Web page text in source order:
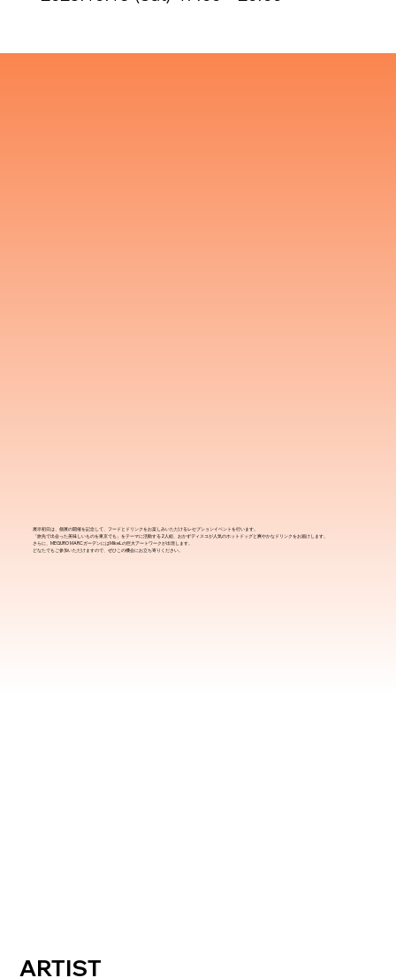
展示初日は、個展の開催を記念して、フードとドリンクをお楽しみいただけるレセプションイベントを行います。
「旅先で出会った美味しいものを東京でも」をテーマに活動する2人組、おかずディスコが人気のホットドッグと爽やかなドリンクをお届けします。
さらに、MEGURO MARCガーデンにはMikeLの巨大アートワークが出現します。
どなたでもご参加いただけますので、ぜひこの機会にお立ち寄りください。
ARTIST